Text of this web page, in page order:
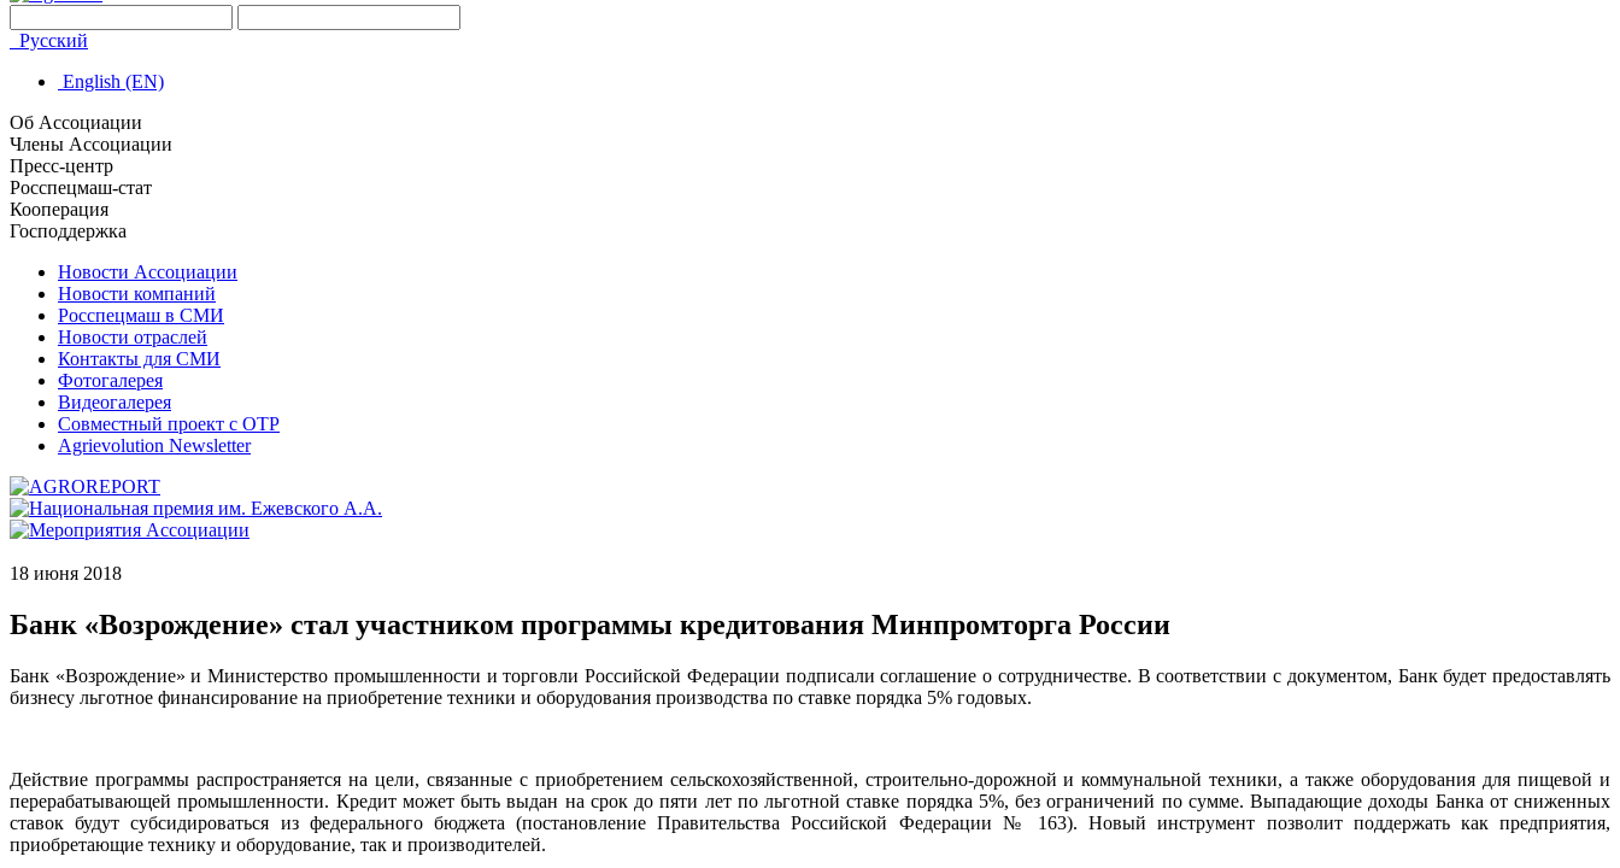
Русский
English (EN)
Об Ассоциации
Члены Ассоциации
Пресс-центр
Росспецмаш-стат
Кооперация
Господдержка
Новости Ассоциации
Новости компаний
Росспецмаш в СМИ
Новости отраслей
Контакты для СМИ
Фотогалерея
Видеогалерея
Совместный проект с ОТР
Agrievolution Newsletter
18 июня 2018
Банк «Возрождение» стал участником программы кредитования Минпромторга России
Банк «Возрождение» и Министерство промышленности и торговли Российской Федерации подписали соглашение о сотрудничестве. В соответствии с документом, Банк будет предоставлять
бизнесу льготное финансирование на приобретение техники и оборудования производства по ставке порядка 5% годовых.
Действие программы распространяется на цели, связанные с приобретением сельскохозяйственной, строительно-дорожной и коммунальной техники, а также оборудования для пищевой и
перерабатывающей промышленности. Кредит может быть выдан на срок до пяти лет по льготной ставке порядка 5%, без ограничений по сумме. Выпадающие доходы Банка от сниженных
ставок будут субсидироваться из федерального бюджета (постановление Правительства Российской Федерации № 163). Новый инструмент позволит поддержать как предприятия,
приобретающие технику и оборудование, так и производителей.